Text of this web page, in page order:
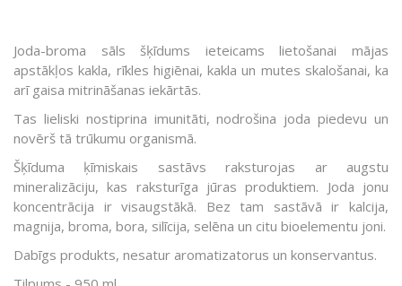
Joda-broma sāls šķīdums ieteicams lietošanai mājas
apstākļos kakla, rīkles higiēnai, kakla un mutes skalošanai, ka
arī gaisa mitrināšanas iekārtās.
Tas lieliski nostiprina imunitāti, nodrošina joda piedevu un
novērš tā trūkumu organismā.
Šķīduma ķīmiskais sastāvs raksturojas ar augstu
mineralizāciju, kas raksturīga jūras produktiem. Joda jonu
koncentrācija ir visaugstākā. Bez tam sastāvā ir kalcija,
magnija, broma, bora, silīcija, selēna un citu bioelementu joni.
Dabīgs produkts, nesatur aromatizatorus un konservantus.